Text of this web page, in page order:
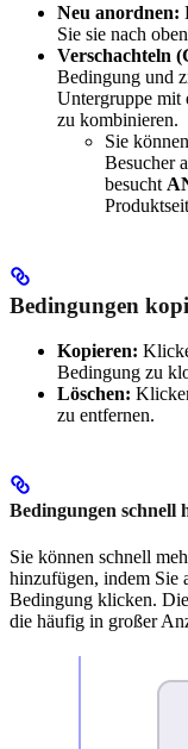
Neu anordnen:
Sie sie nach
Verschachteln
Bedingung und
Untergruppe mit
zu kombinieren.
Sie
Besucher
besucht
Bedingungen
Kopieren:
Bedingung zu
Löschen:
zu entfernen.
Bedingungen schnell
Sie können schnell
hinzufügen, indem Sie
Bedingung klicken.
die häufig in großer